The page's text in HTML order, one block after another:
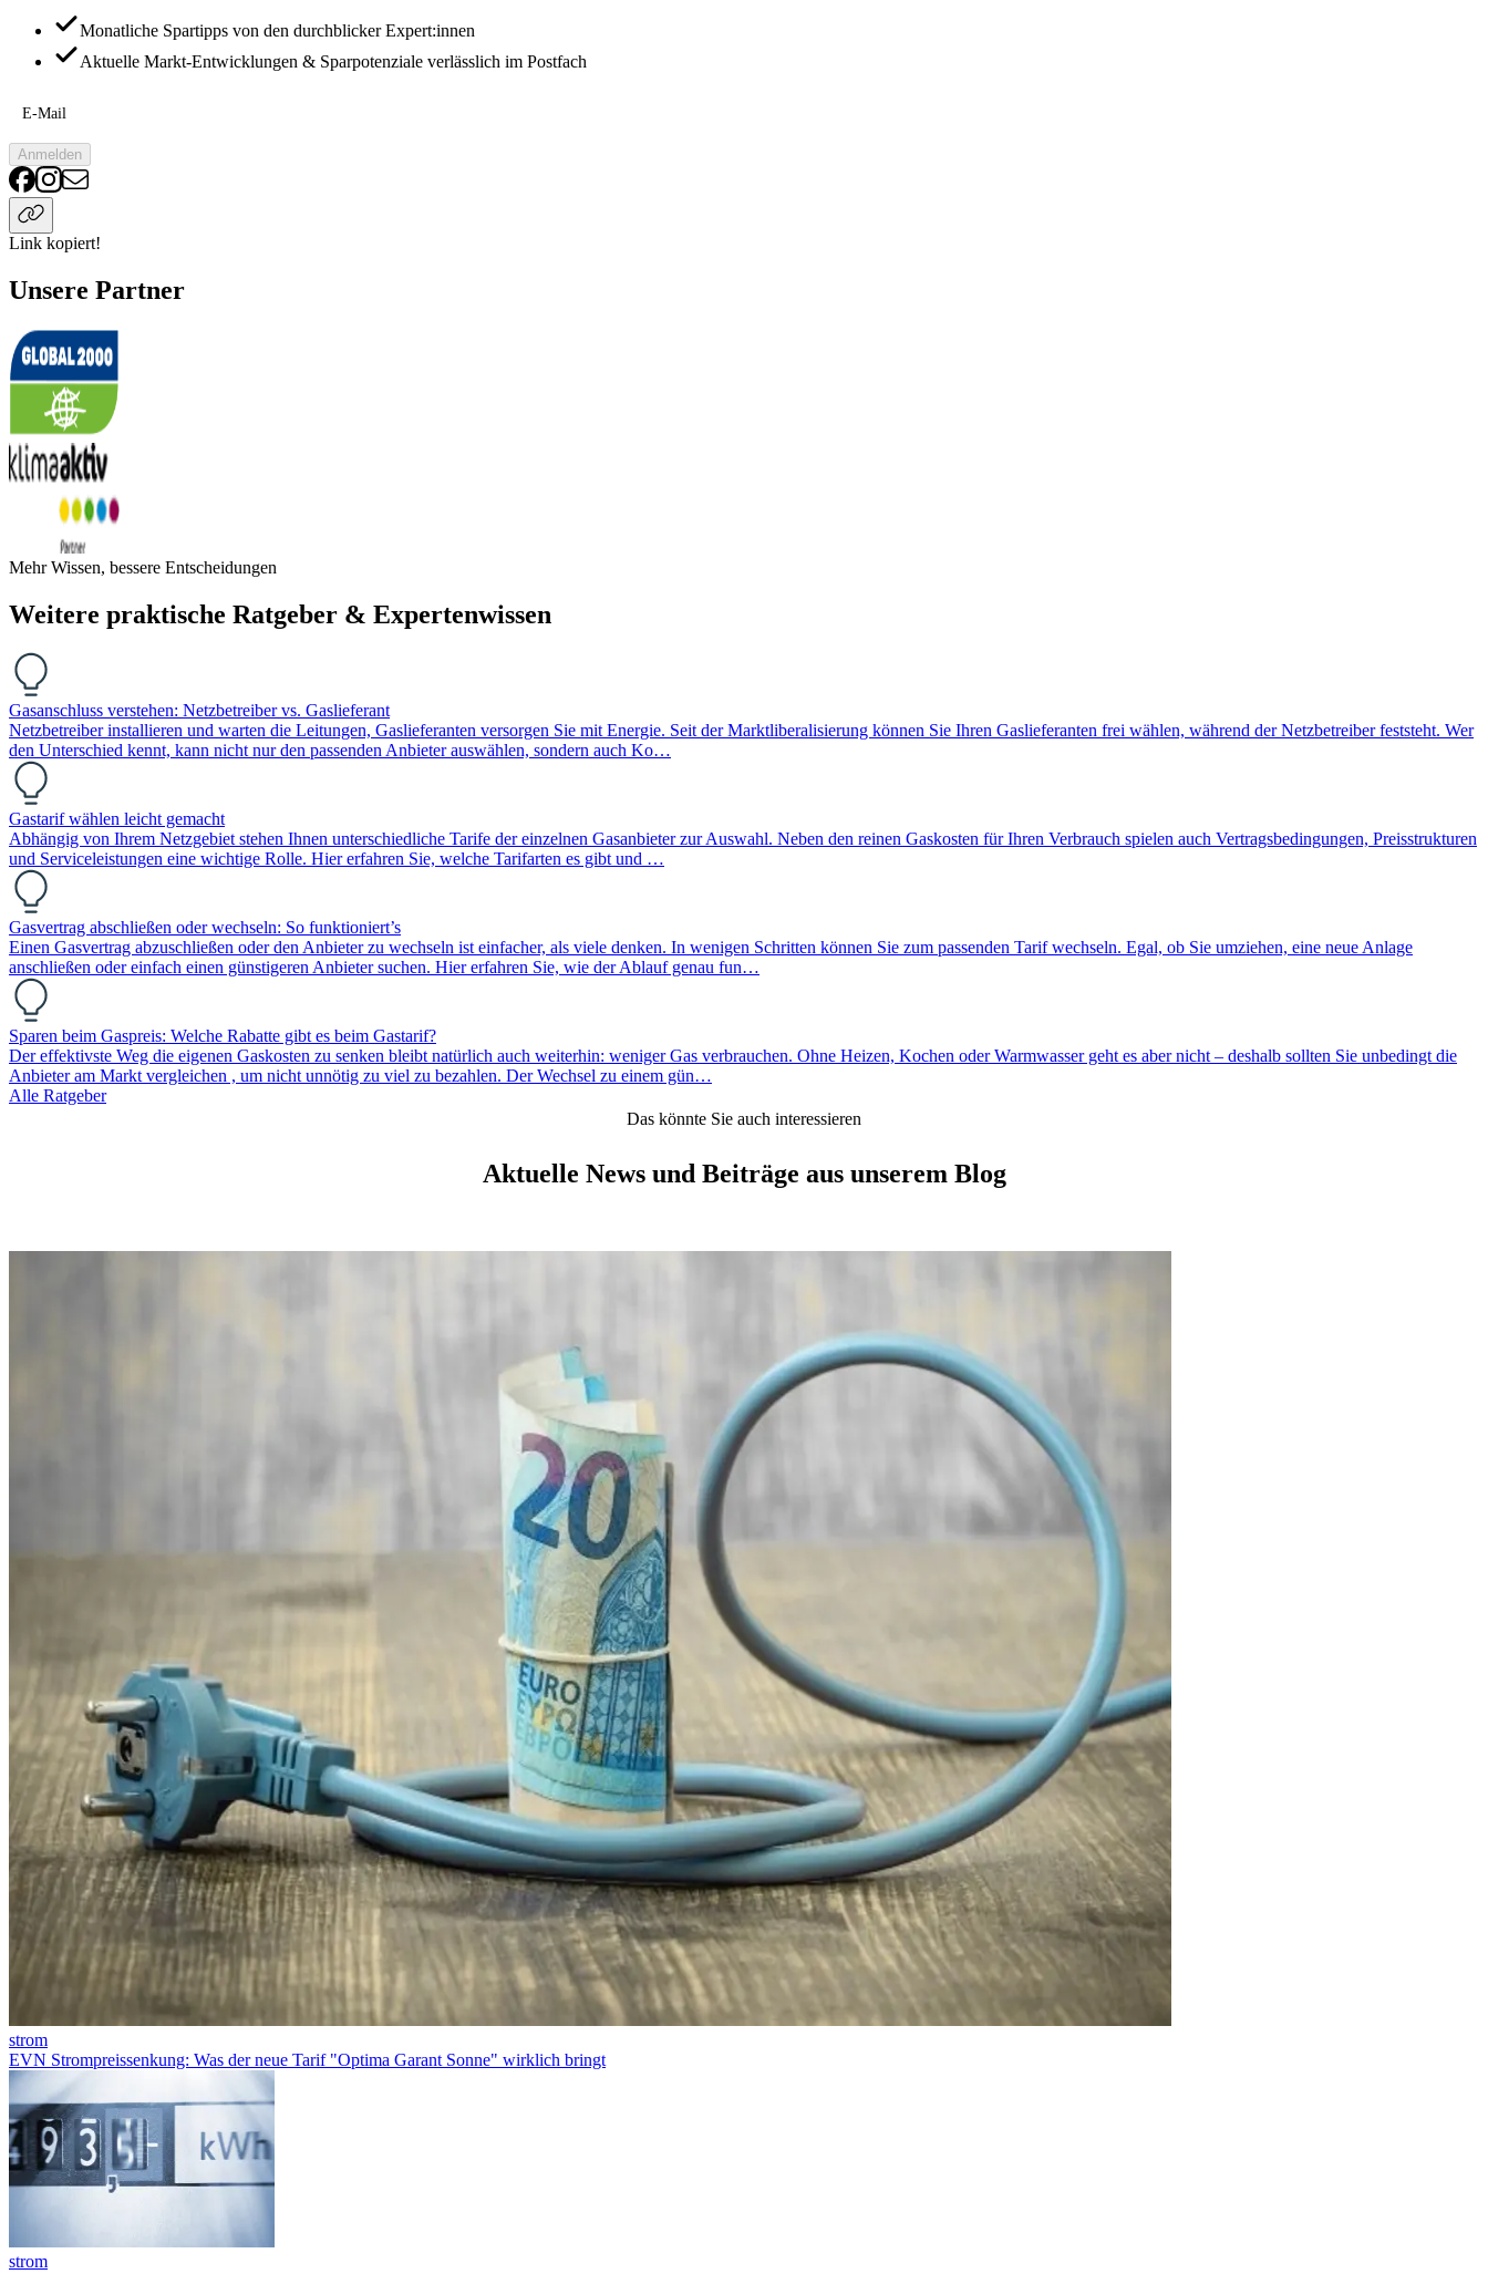
Monatliche Spartipps von den durchblicker Expert:innen
Aktuelle Markt-Entwicklungen & Sparpotenziale verlässlich im Postfach
E-Mail
Anmelden
Link kopiert!
Unsere Partner
Mehr Wissen, bessere Entscheidungen
Weitere praktische Ratgeber & Expertenwissen
Gasanschluss verstehen: Netzbetreiber vs. Gaslieferant
Netzbetreiber installieren und warten die Leitungen, Gaslieferanten versorgen Sie mit Energie. Seit der Marktliberalisierung können Sie Ihren Gaslieferanten frei wählen, während der Netzbetreiber feststeht. Wer
den Unterschied kennt, kann nicht nur den passenden Anbieter auswählen, sondern auch Ko…
Gastarif wählen leicht gemacht
Abhängig von Ihrem Netzgebiet stehen Ihnen unterschiedliche Tarife der einzelnen Gasanbieter zur Auswahl. Neben den reinen Gaskosten für Ihren Verbrauch spielen auch Vertragsbedingungen, Preisstrukturen
und Serviceleistungen eine wichtige Rolle. Hier erfahren Sie, welche Tarifarten es gibt und …
Gasvertrag abschließen oder wechseln: So funktioniert’s
Einen Gasvertrag abzuschließen oder den Anbieter zu wechseln ist einfacher, als viele denken. In wenigen Schritten können Sie zum passenden Tarif wechseln. Egal, ob Sie umziehen, eine neue Anlage
anschließen oder einfach einen günstigeren Anbieter suchen. Hier erfahren Sie, wie der Ablauf genau fun…
Sparen beim Gaspreis: Welche Rabatte gibt es beim Gastarif?
Der effektivste Weg die eigenen Gaskosten zu senken bleibt natürlich auch weiterhin: weniger Gas verbrauchen. Ohne Heizen, Kochen oder Warmwasser geht es aber nicht – deshalb sollten Sie unbedingt die
Anbieter am Markt vergleichen , um nicht unnötig zu viel zu bezahlen. Der Wechsel zu einem gün…
Alle Ratgeber
Das könnte Sie auch interessieren
Aktuelle News und Beiträge aus unserem Blog
strom
EVN Strompreissenkung: Was der neue Tarif "Optima Garant Sonne" wirklich bringt
strom